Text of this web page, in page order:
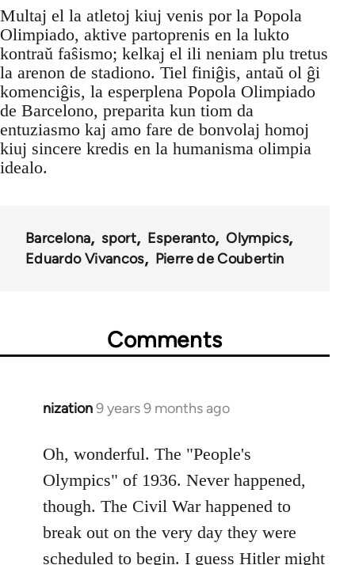
Multaj el la atletoj kiuj venis por la Popola
Olimpiado, aktive partoprenis en la lukto
kontraŭ faŝismo; kelkaj el ili neniam plu tretus
la arenon de stadiono. Tiel finiĝis, antaŭ ol ĝi
komenciĝis, la esperplena Popola Olimpiado
de Barcelono, preparita kun tiom da
entuziasmo kaj amo fare de bonvolaj homoj
kiuj sincere kredis en la humanisma olimpia
idealo.
Barcelona sport Esperanto
Olympics
Eduardo Vivancos
Pierre de Coubertin
Comments
nization9 years 9 months ago
In
to
Welcome
libcom.org
Oh, wonderful. The "People's
Olympics" of 1936. Never happened,
though. The Civil War happened to
break out on the very day they were
scheduled to begin. I guess Hitler might